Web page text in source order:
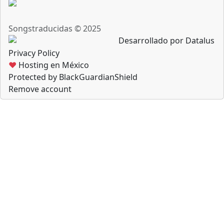
Songstraducidas © 2025
Desarrollado por Datalus
Privacy Policy
♥ Hosting en México
Protected by BlackGuardianShield
Remove account